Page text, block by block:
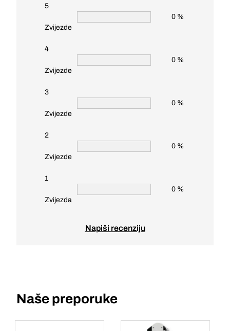
5
Zvijezde
0 %
4
Zvijezde
0 %
3
Zvijezde
0 %
2
Zvijezde
0 %
1
Zvijezda
0 %
Napiši recenziju
Naše preporuke